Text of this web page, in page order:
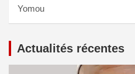
Yomou
Actualités récentes